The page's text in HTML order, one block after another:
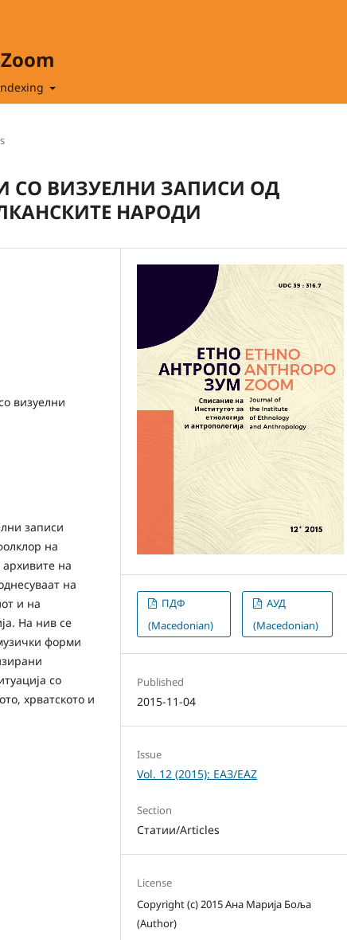
СО ВИЗУЕЛНИ ЗАПИСИ ОД
НАРОДИ
визуелни
записи
на
на
на
и на
На нив се
форми
со
хрватското и
ПДФ
(Macedonian)
АУД
(Macedonian)
Published
2015-11-04
Issue
Vol. 12 (2015): ЕАЗ/EAZ
Section
Статии/Articles
License
Copyright (c) 2015 Ана Марија Боља
(Author)